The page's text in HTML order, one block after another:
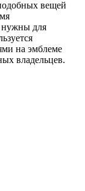
вещей
нужны для
на эмблеме
владельцев.